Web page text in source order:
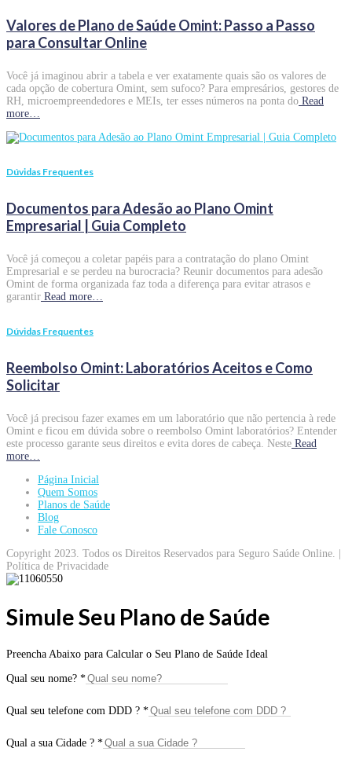
Valores de Plano de Saúde Omint: Passo a Passo
para Consultar Online
Você já imaginou abrir a tabela e ver exatamente quais são os valores de
cada opção de cobertura Omint, sem sufoco? Para empresários, gestores de
RH, microempreendedores e MEIs, ter esses números na ponta do Read
more…
Dúvidas Frequentes
Documentos para Adesão ao Plano Omint
Empresarial | Guia Completo
Você já começou a coletar papéis para a contratação do plano Omint
Empresarial e se perdeu na burocracia? Reunir documentos para adesão
Omint de forma organizada faz toda a diferença para evitar atrasos e
garantir Read more…
Dúvidas Frequentes
Reembolso Omint: Laboratórios Aceitos e Como
Solicitar
Você já precisou fazer exames em um laboratório que não pertencia à rede
Omint e ficou em dúvida sobre o reembolso Omint laboratórios? Entender
este processo garante seus direitos e evita dores de cabeça. Neste Read
more…
Página Inicial
Quem Somos
Planos de Saúde
Blog
Fale Conosco
Copyright 2023. Todos os Direitos Reservados para Seguro Saúde Online. |
Política de Privacidade
Simule Seu Plano de Saúde
Preencha Abaixo para Calcular o Seu Plano de Saúde Ideal
Qual seu nome? *
Qual seu telefone com DDD ? *
Qual a sua Cidade ? *